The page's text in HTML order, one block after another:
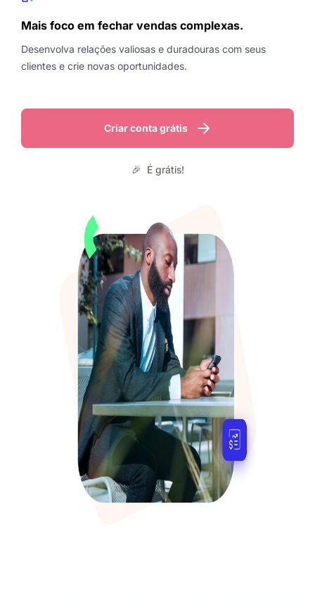
Mais foco em fechar vendas complexas.
Desenvolva relações valiosas e duradouras com seus
clientes e crie novas oportunidades.
Criar conta grátis
🎉 É grátis!